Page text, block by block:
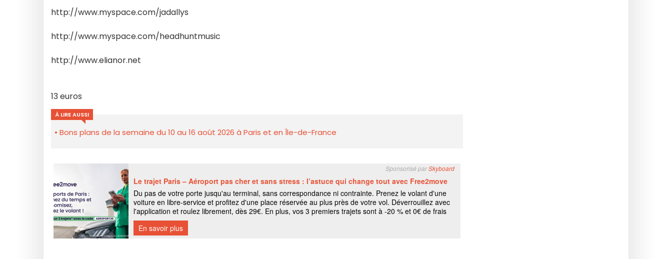
http://www.myspace.com/jadallys
http://www.myspace.com/headhuntmusic
http://www.elianor.net
13 euros
À LIRE AUSSI
Bons plans de la semaine du 10 au 16 août 2026 à Paris et en Île-de-France